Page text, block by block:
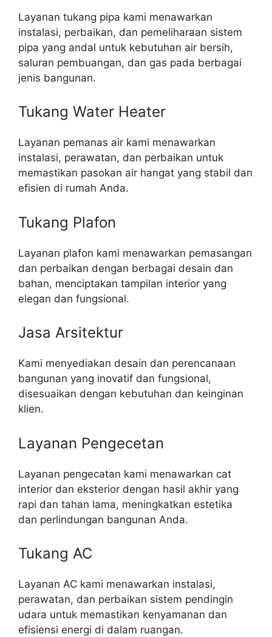
Layanan tukang pipa kami menawarkan
instalasi, perbaikan, dan pemeliharaan sistem
pipa yang andal untuk kebutuhan air bersih,
saluran pembuangan, dan gas pada berbagai
jenis bangunan.
Tukang Water Heater
Layanan pemanas air kami menawarkan
instalasi, perawatan, dan perbaikan untuk
memastikan pasokan air hangat yang stabil dan
efisien di rumah Anda.
Tukang Plafon
Layanan plafon kami menawarkan pemasangan
dan perbaikan dengan berbagai desain dan
bahan, menciptakan tampilan interior yang
elegan dan fungsional.
Jasa Arsitektur
Kami menyediakan desain dan perencanaan
bangunan yang inovatif dan fungsional,
disesuaikan dengan kebutuhan dan keinginan
klien.
Layanan Pengecetan
Layanan pengecatan kami menawarkan cat
interior dan eksterior dengan hasil akhir yang
rapi dan tahan lama, meningkatkan estetika
dan perlindungan bangunan Anda.
Tukang AC
Layanan AC kami menawarkan instalasi,
perawatan, dan perbaikan sistem pendingin
udara untuk memastikan kenyamanan dan
efisiensi energi di dalam ruangan.